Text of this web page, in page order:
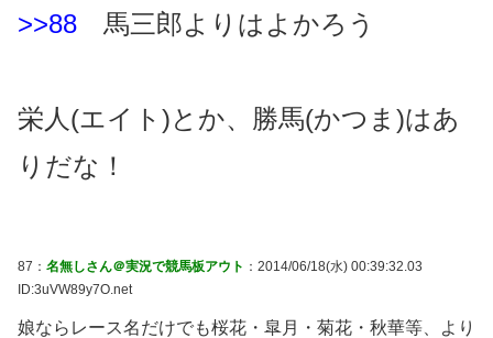
>>88 馬三郎よりはよかろう
栄人(エイト)とか、勝馬(かつま)はあ
りだな！
87： 名無しさん＠実況で競馬板アウト ：2014/06/18(水) 00:39:32.03
ID:3uVW89y7O.net
娘ならレース名だけでも桜花・皐月・菊花・秋華等、より